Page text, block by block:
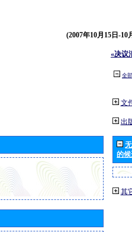
(2007年10月15日-10
«决议
全
文
出
的候
其